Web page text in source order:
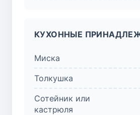
КУХОННЫЕ
Миска
Толкушка
Сотейник или
кастрюля